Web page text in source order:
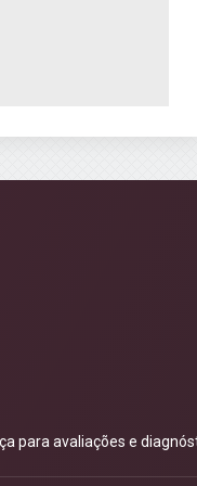
para avaliações e